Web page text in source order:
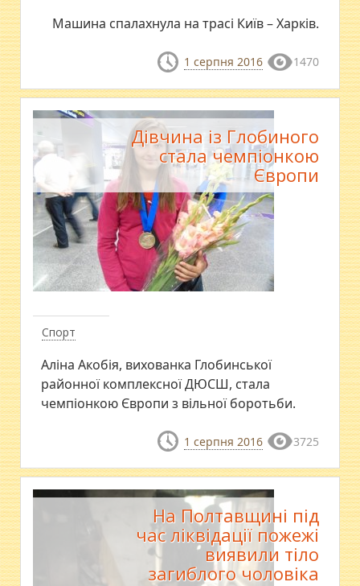
Машина спалахнула на трасі Київ – Харків.
1 серпня 2016 1470
Спорт
Дівчина із Глобиного
стала чемпіонкою
Європи
Аліна Акобія, вихованка Глобинської
районної комплексної ДЮСШ, стала
чемпіонкою Європи з вільної боротьби.
1 серпня 2016 3725
На Полтавщині під
час ліквідації пожежі
виявили тіло
загиблого чоловіка